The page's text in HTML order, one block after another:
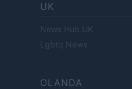
UK
News Hub UK
Lgbtq News
OLANDA